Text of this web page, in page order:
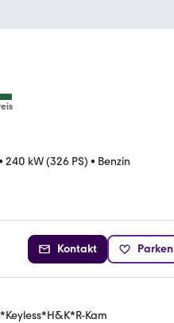
240 kW (326 PS) • Benzin
Kontakt Parken
Kam